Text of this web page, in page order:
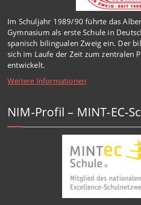
Im Schuljahr 1989/90 führte das
Gymnasium als erste Schule in
spanisch bilingualen Zweig ein. Der
sich im Laufe der Zeit zum zentralen
entwickelt.
Weitere Informationen
NIM-Profil – MINT-EC-